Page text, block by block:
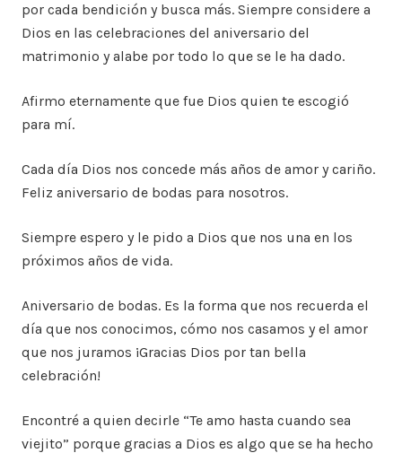
por cada bendición y busca más. Siempre considere a
Dios en las celebraciones del aniversario del
matrimonio y alabe por todo lo que se le ha dado.
Afirmo eternamente que fue Dios quien te escogió
para mí.
Cada día Dios nos concede más años de amor y cariño.
Feliz aniversario de bodas para nosotros.
Siempre espero y le pido a Dios que nos una en los
próximos años de vida.
Aniversario de bodas. Es la forma que nos recuerda el
día que nos conocimos, cómo nos casamos y el amor
que nos juramos ¡Gracias Dios por tan bella
celebración!
Encontré a quien decirle “Te amo hasta cuando sea
viejito” porque gracias a Dios es algo que se ha hecho